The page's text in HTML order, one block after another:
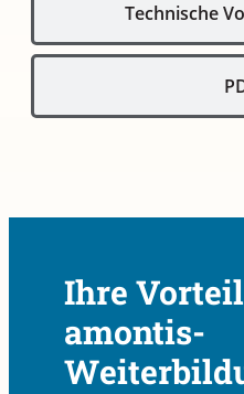
Technische
Ihre
amontis-